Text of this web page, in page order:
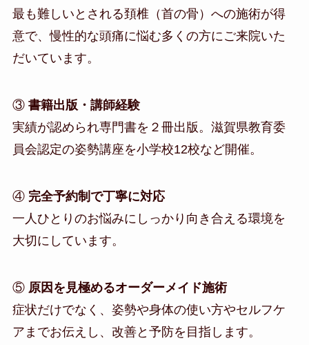
最も難しいとされる頚椎（首の骨）への施術が得
意で、慢性的な頭痛に悩む多くの方にご来院いた
だいています。
③ 書籍出版・講師経験
実績が認められ専門書を２冊出版。滋賀県教育委
員会認定の姿勢講座を小学校12校など開催。
④ 完全予約制で丁寧に対応
一人ひとりのお悩みにしっかり向き合える環境を
大切にしています。
⑤ 原因を見極めるオーダーメイド施術
症状だけでなく、姿勢や身体の使い方やセルフケ
アまでお伝えし、改善と予防を目指します。